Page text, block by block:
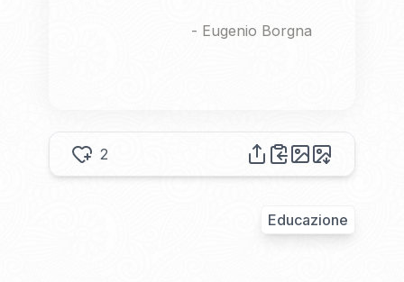
- Eugenio Borgna
2
Educazione